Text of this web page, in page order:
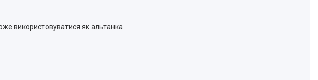
використовуватися як альтанка